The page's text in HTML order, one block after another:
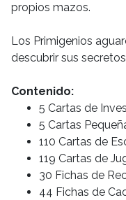
propios mazos.
Los Primigenios
descubrir sus
Contenido:
5 Cartas de
5 Cartas
110 Cartas de
119 Cartas de
30 Fichas de
44 Fichas de